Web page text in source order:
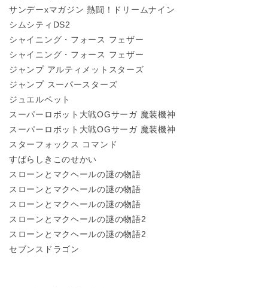
サンデーxマガジン 熱闘！ドリームナイン
シムシティDS2
シャイニング・フォース フェザー
シャイニング・フォース フェザー
ジャンプ アルティメットスターズ
ジャンプ スーパースターズ
ジュエルペット
スーパーロボット大戦OGサーガ 魔装機神
スーパーロボット大戦OGサーガ 魔装機神
スターフォックス コマンド
すばらしきこのせかい
スローンとマクヘールの謎の物語
スローンとマクヘールの謎の物語
スローンとマクヘールの謎の物語
スローンとマクヘールの謎の物語2
スローンとマクヘールの謎の物語2
セブンスドラゴン